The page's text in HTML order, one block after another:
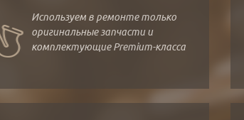
Используем в ремонте только
оригинальные запчасти и
комплектующие Premium-класса